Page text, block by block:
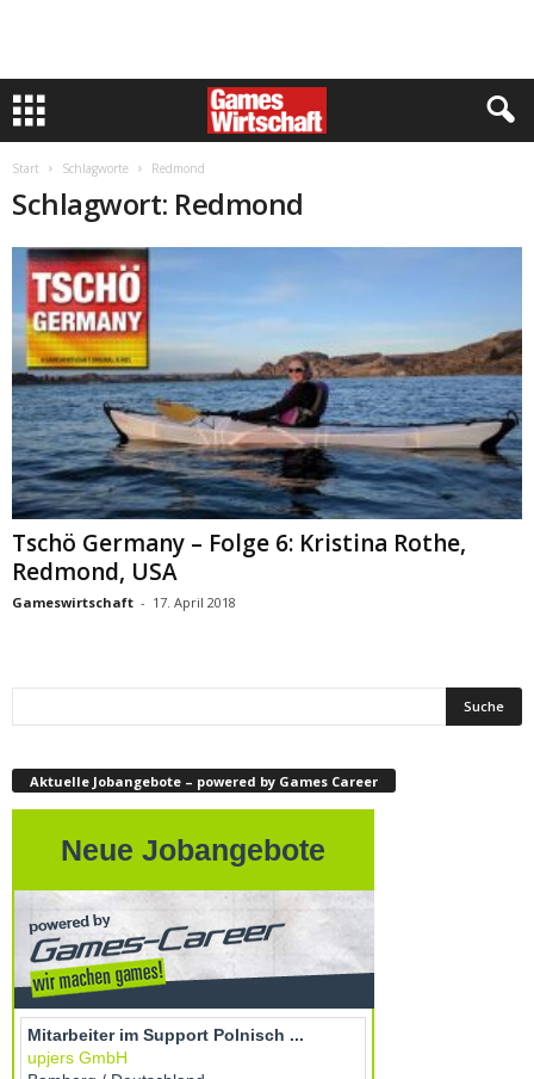
Start Schlagworte Redmond
Schlagwort: Redmond
Tschö Germany – Folge 6: Kristina Rothe,
Redmond, USA
Gameswirtschaft - 17. April 2018
Aktuelle Jobangebote – powered by Games Career